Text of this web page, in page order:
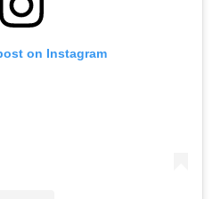
on Instagram